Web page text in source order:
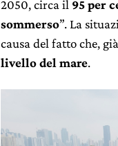
2050, circa il 95 per
sommerso”. La
causa del fatto che,
livello del mare.